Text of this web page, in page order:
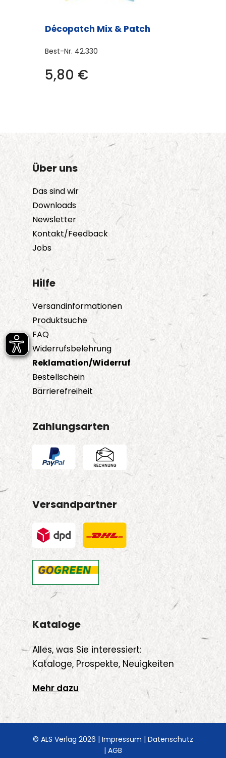
Décopatch Mix & Patch
Best-Nr. 42.330
5,80 €
Produktseite
gewählt
Über uns
Das sind wir
Downloads
Newsletter
Kontakt/Feedback
Jobs
Hilfe
Versandinformationen
Produktsuche
FAQ
Widerrufsbelehrung
Reklamation/Widerruf
Bestellschein
Barrierefreiheit
Zahlungsarten
Versandpartner
Kataloge
Alles, was Sie interessiert:
Kataloge, Prospekte, Neuigkeiten
Mehr dazu
© ALS Verlag 2026 | Impressum | Datenschutz
| AGB